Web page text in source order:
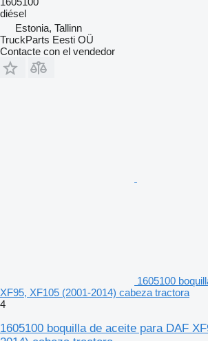
diésel
Estonia, Tallinn
TruckParts Eesti OÜ
Contacte con el vendedor
1605100
XF95, XF105 (2001-2014) cabeza tractora
4
1605100 boquilla de aceite para DAF